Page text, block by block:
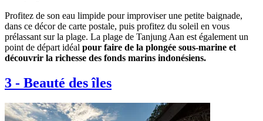
Profitez de son eau limpide pour improviser une petite baignade,
dans ce décor de carte postale, puis profitez du soleil en vous
prélassant sur la plage. La plage de Tanjung Aan est également un
point de départ idéal pour faire de la plongée sous-marine et
découvrir la richesse des fonds marins indonésiens.
3 - Beauté des îles